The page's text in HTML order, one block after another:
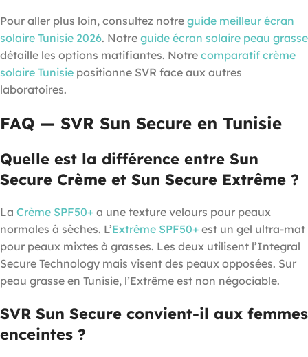
Pour aller plus loin, consultez notre guide meilleur écran
solaire Tunisie 2026. Notre guide écran solaire peau grasse
détaille les options matifiantes. Notre comparatif crème
solaire Tunisie positionne SVR face aux autres
laboratoires.
FAQ — SVR Sun Secure en Tunisie
Quelle est la différence entre Sun
Secure Crème et Sun Secure Extrême ?
La Crème SPF50+ a une texture velours pour peaux
normales à sèches. L’Extrême SPF50+ est un gel ultra-mat
pour peaux mixtes à grasses. Les deux utilisent l’Integral
Secure Technology mais visent des peaux opposées. Sur
peau grasse en Tunisie, l’Extrême est non négociable.
SVR Sun Secure convient-il aux femmes
enceintes ?